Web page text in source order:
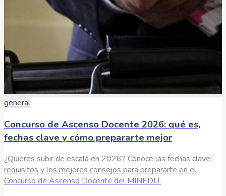
general
Concurso de Ascenso Docente 2026: qué es,
fechas clave y cómo prepararte mejor
¿Quieres subir de escala en 2026? Conoce las fechas clave,
requisitos y los mejores consejos para prepararte en el
Concurso de Ascenso Docente del MINEDU.